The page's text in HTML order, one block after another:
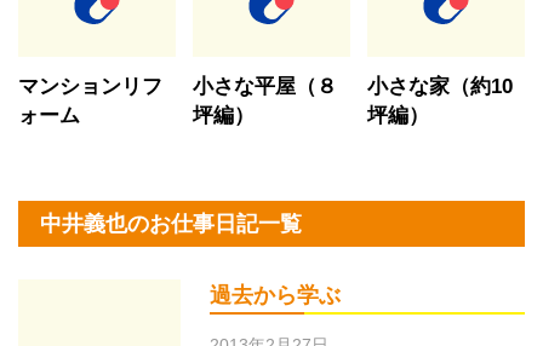
マンションリフ
ォーム
小さな平屋（８
坪編）
小さな家（約10
坪編）
中井義也のお仕事日記一覧
過去から学ぶ